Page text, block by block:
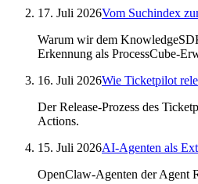
17. Juli 2026Vom Suchindex
Warum wir dem
Erkennung als ProcessCube-
16. Juli 2026Wie Ticketpilot
Der Release-Prozess des
Actions.
15. Juli 2026AI-Agenten als
OpenClaw-Agenten der Agent